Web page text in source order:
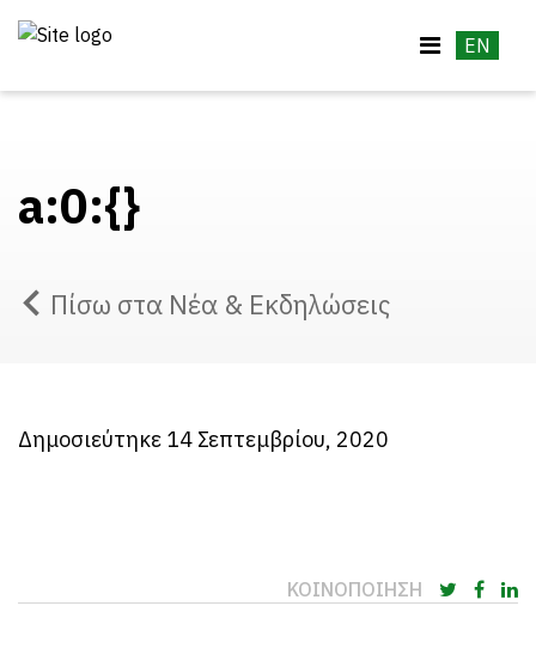
EN
a:0:{}
Πίσω στα Νέα & Εκδηλώσεις
Δημοσιεύτηκε 14 Σεπτεμβρίου, 2020
ΚΟΙΝΟΠΟΙΗΣΗ